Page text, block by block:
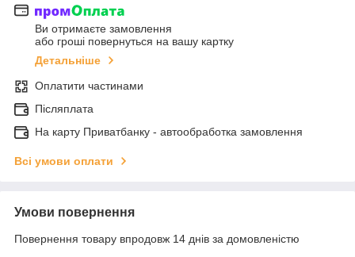
Ви отримаєте замовлення
або гроші повернуться на вашу картку
Детальніше
Оплатити частинами
Післяплата
На карту Приватбанку - автообработка замовлення
Всі умови оплати
Умови повернення
Повернення товару впродовж 14 днів за домовленістю